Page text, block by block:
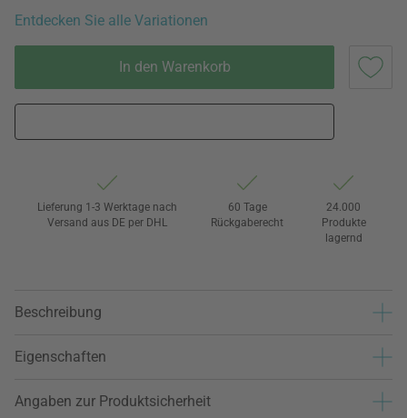
Entdecken Sie alle Variationen
In den Warenkorb
Lieferung 1-3 Werktage nach
Versand aus DE per DHL
60 Tage
Rückgaberecht
24.000
Produkte
lagernd
Beschreibung
Eigenschaften
Angaben zur Produktsicherheit